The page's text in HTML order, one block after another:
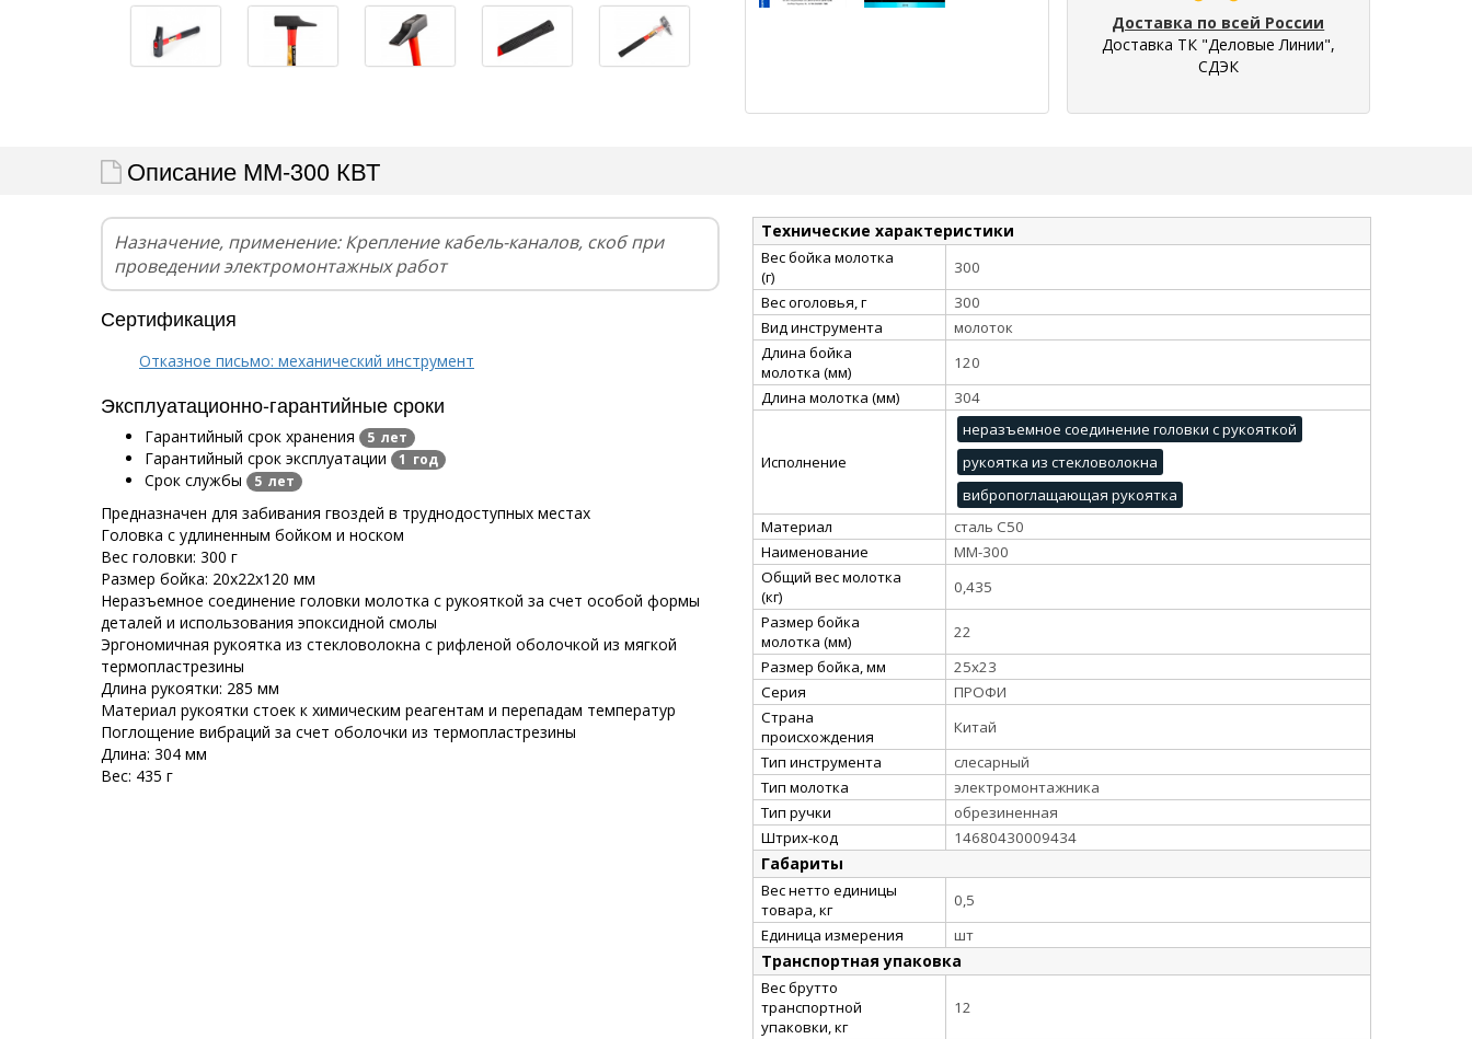
Доставка по всей России
Доставка ТК "Деловые Линии",
СДЭК
Описание ММ-300 КВТ
Назначение, применение: Крепление кабель-каналов, скоб при
проведении электромонтажных работ
Сертификация
Отказное письмо: механический инструмент
Эксплуатационно-гарантийные сроки
Гарантийный срок хранения 5 лет
Гарантийный срок эксплуатации 1 год
Срок службы 5 лет
Предназначен для забивания гвоздей в труднодоступных местах
Головка с удлиненным бойком и носком
Вес головки: 300 г
Размер бойка: 20х22х120 мм
Неразъемное соединение головки молотка с рукояткой за счет особой формы
деталей и использования эпоксидной смолы
Эргономичная рукоятка из стекловолокна с рифленой оболочкой из мягкой
термопластрезины
Длина рукоятки: 285 мм
Материал рукоятки стоек к химическим реагентам и перепадам температур
Поглощение вибраций за счет оболочки из термопластрезины
Длина: 304 мм
Вес: 435 г
Технические характеристики
Вес бойка молотка
(г)
300
Вес оголовья, г
300
Вид инструмента
молоток
Длина бойка
молотка (мм)
120
Длина молотка (мм)
304
Исполнение
неразъемное соединение головки с рукояткой
рукоятка из стекловолокна
вибропоглащающая рукоятка
Материал
сталь С50
Наименование
ММ-300
Общий вес молотка
(кг)
0,435
Размер бойка
молотка (мм)
22
Размер бойка, мм
25х23
Серия
ПРОФИ
Страна
происхождения
Китай
Тип инструмента
слесарный
Тип молотка
электромонтажника
Тип ручки
обрезиненная
Штрих-код
14680430009434
Габариты
Вес нетто единицы
товара, кг
0,5
Единица измерения
шт
Транспортная упаковка
Вес брутто
транспортной
упаковки, кг
12